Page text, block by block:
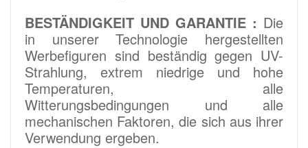
BESTÄNDIGKEIT UND GARANTIE : Die
in unserer Technologie hergestellten
Werbefiguren sind beständig gegen UV-
Strahlung, extrem niedrige und hohe
Temperaturen, alle
Witterungsbedingungen und alle
mechanischen Faktoren, die sich aus ihrer
Verwendung ergeben.